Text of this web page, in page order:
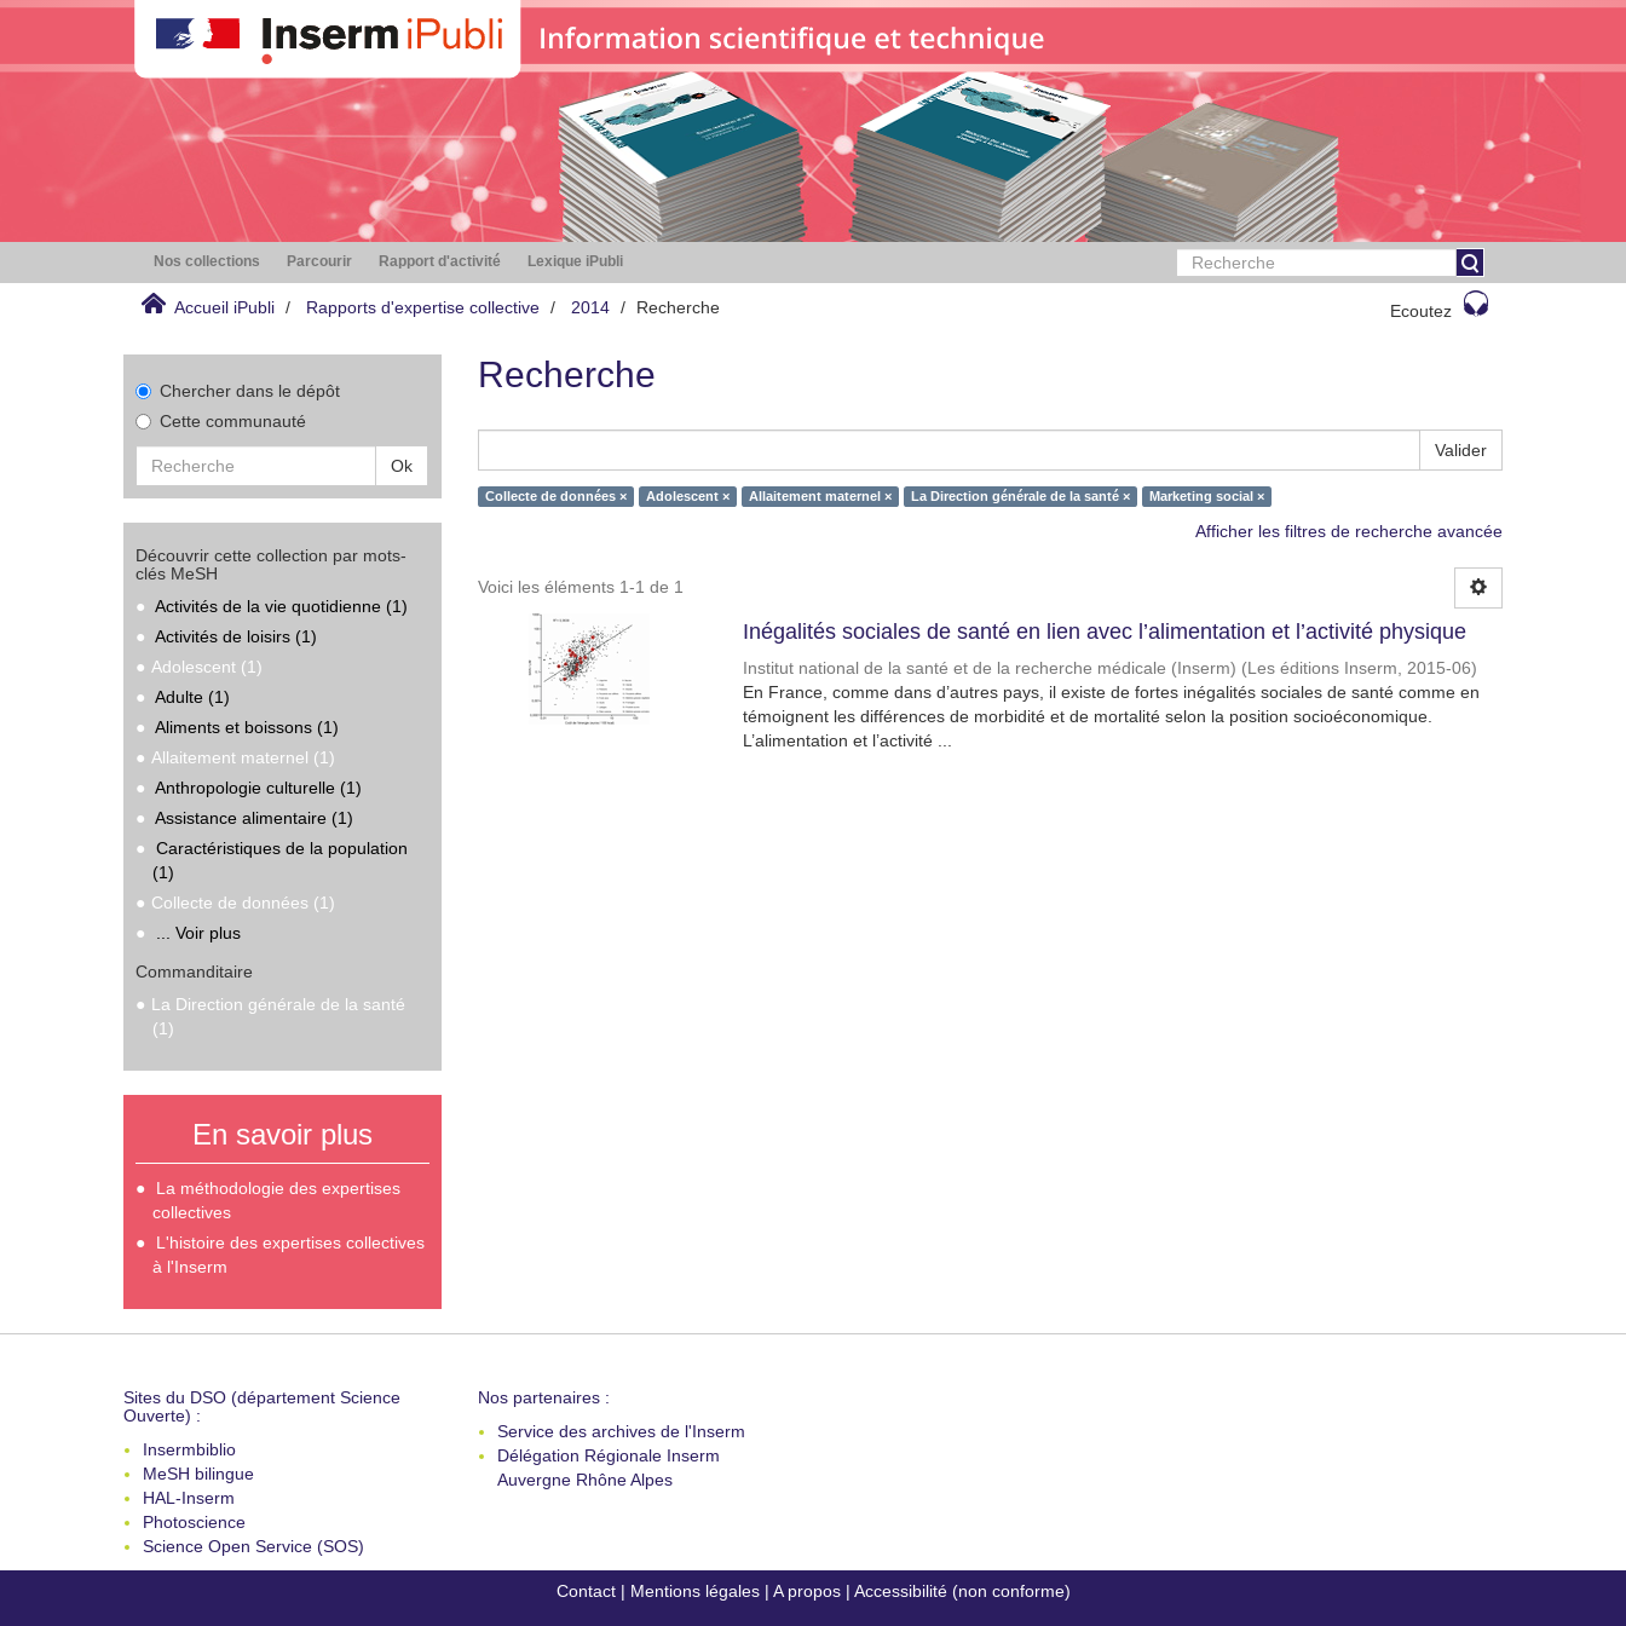
Nos collections Parcourir Rapport d'activité Lexique iPubli
Accueil iPubli Rapports d'expertise collective 2014 Recherche Ecoutez
Chercher dans le dépôt
Cette communauté
Ok
Découvrir cette collection par mots-
clés MeSH
Activités de la vie quotidienne (1)
Activités de loisirs (1)
Adolescent (1)
Adulte (1)
Aliments et boissons (1)
Allaitement maternel (1)
Anthropologie culturelle (1)
Assistance alimentaire (1)
Caractéristiques de la population
(1)
Collecte de données (1)
... Voir plus
Commanditaire
La Direction générale de la santé
(1)
En savoir plus
La méthodologie des expertises
collectives
L'histoire des expertises collectives
à l'Inserm
Recherche
Valider
Collecte de données × Adolescent × Allaitement maternel × La Direction générale de la santé × Marketing social ×
Afficher les filtres de recherche avancée
Voici les éléments 1-1 de 1
Inégalités sociales de santé en lien avec l’alimentation et l’activité physique
Institut national de la santé et de la recherche médicale (Inserm) (Les éditions Inserm, 2015-06)
En France, comme dans d’autres pays, il existe de fortes inégalités sociales de santé comme en
témoignent les différences de morbidité et de mortalité selon la position socioéconomique.
L’alimentation et l’activité ...
Sites du DSO (département Science
Ouverte) :
Insermbiblio
MeSH bilingue
HAL-Inserm
Photoscience
Science Open Service (SOS)
Nos partenaires :
Service des archives de l'Inserm
Délégation Régionale Inserm
Auvergne Rhône Alpes
Contact| Mentions légales| A propos| Accessibilité (non conforme)